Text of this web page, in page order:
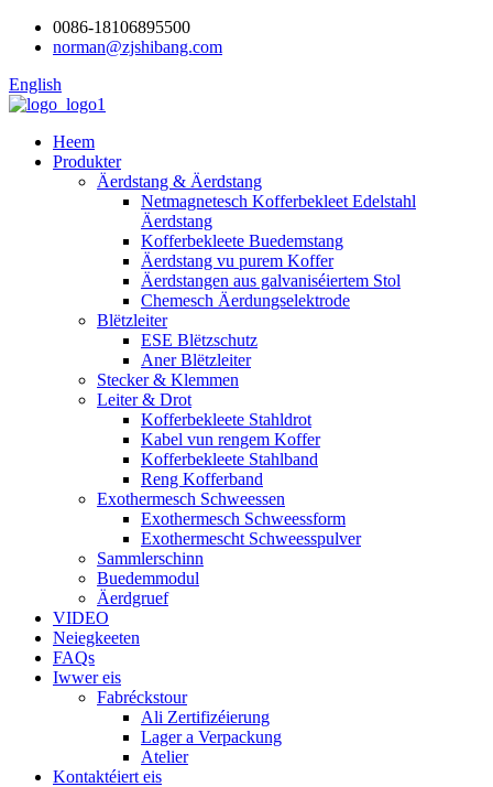
0086-18106895500
norman@zjshibang.com
English
Heem
Produkter
Äerdstang & Äerdstang
Netmagnetesch Kofferbekleet Edelstahl
Äerdstang
Kofferbekleete Buedemstang
Äerdstang vu purem Koffer
Äerdstangen aus galvaniséiertem Stol
Chemesch Äerdungselektrode
Blëtzleiter
ESE Blëtzschutz
Aner Blëtzleiter
Stecker & Klemmen
Leiter & Drot
Kofferbekleete Stahldrot
Kabel vun rengem Koffer
Kofferbekleete Stahlband
Reng Kofferband
Exothermesch Schweessen
Exothermesch Schweessform
Exothermescht Schweesspulver
Sammlerschinn
Buedemmodul
Äerdgruef
VIDEO
Neiegkeeten
FAQs
Iwwer eis
Fabréckstour
Ali Zertifizéierung
Lager a Verpackung
Atelier
Kontaktéiert eis